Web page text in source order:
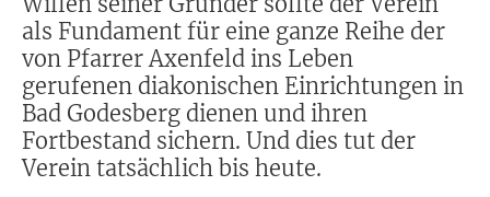
als Fundament für eine ganze Reihe der
von Pfarrer Axenfeld ins Leben
gerufenen diakonischen Einrichtungen in
Bad Godesberg dienen und ihren
Fortbestand sichern. Und dies tut der
Verein tatsächlich bis heute.